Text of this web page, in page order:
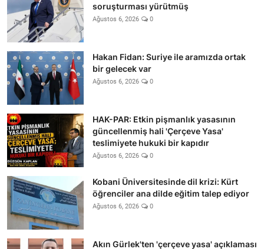
soruşturması yürütmüş
Ağustos 6, 2026 0
Hakan Fidan: Suriye ile aramızda ortak
bir gelecek var
Ağustos 6, 2026 0
HAK-PAR: Etkin pişmanlık yasasının
güncellenmiş hali 'Çerçeve Yasa'
teslimiyete hukuki bir kapıdır
Ağustos 6, 2026 0
Kobani Üniversitesinde dil krizi: Kürt
öğrenciler ana dilde eğitim talep ediyor
Ağustos 6, 2026 0
Akın Gürlek'ten 'çerçeve yasa' açıklaması